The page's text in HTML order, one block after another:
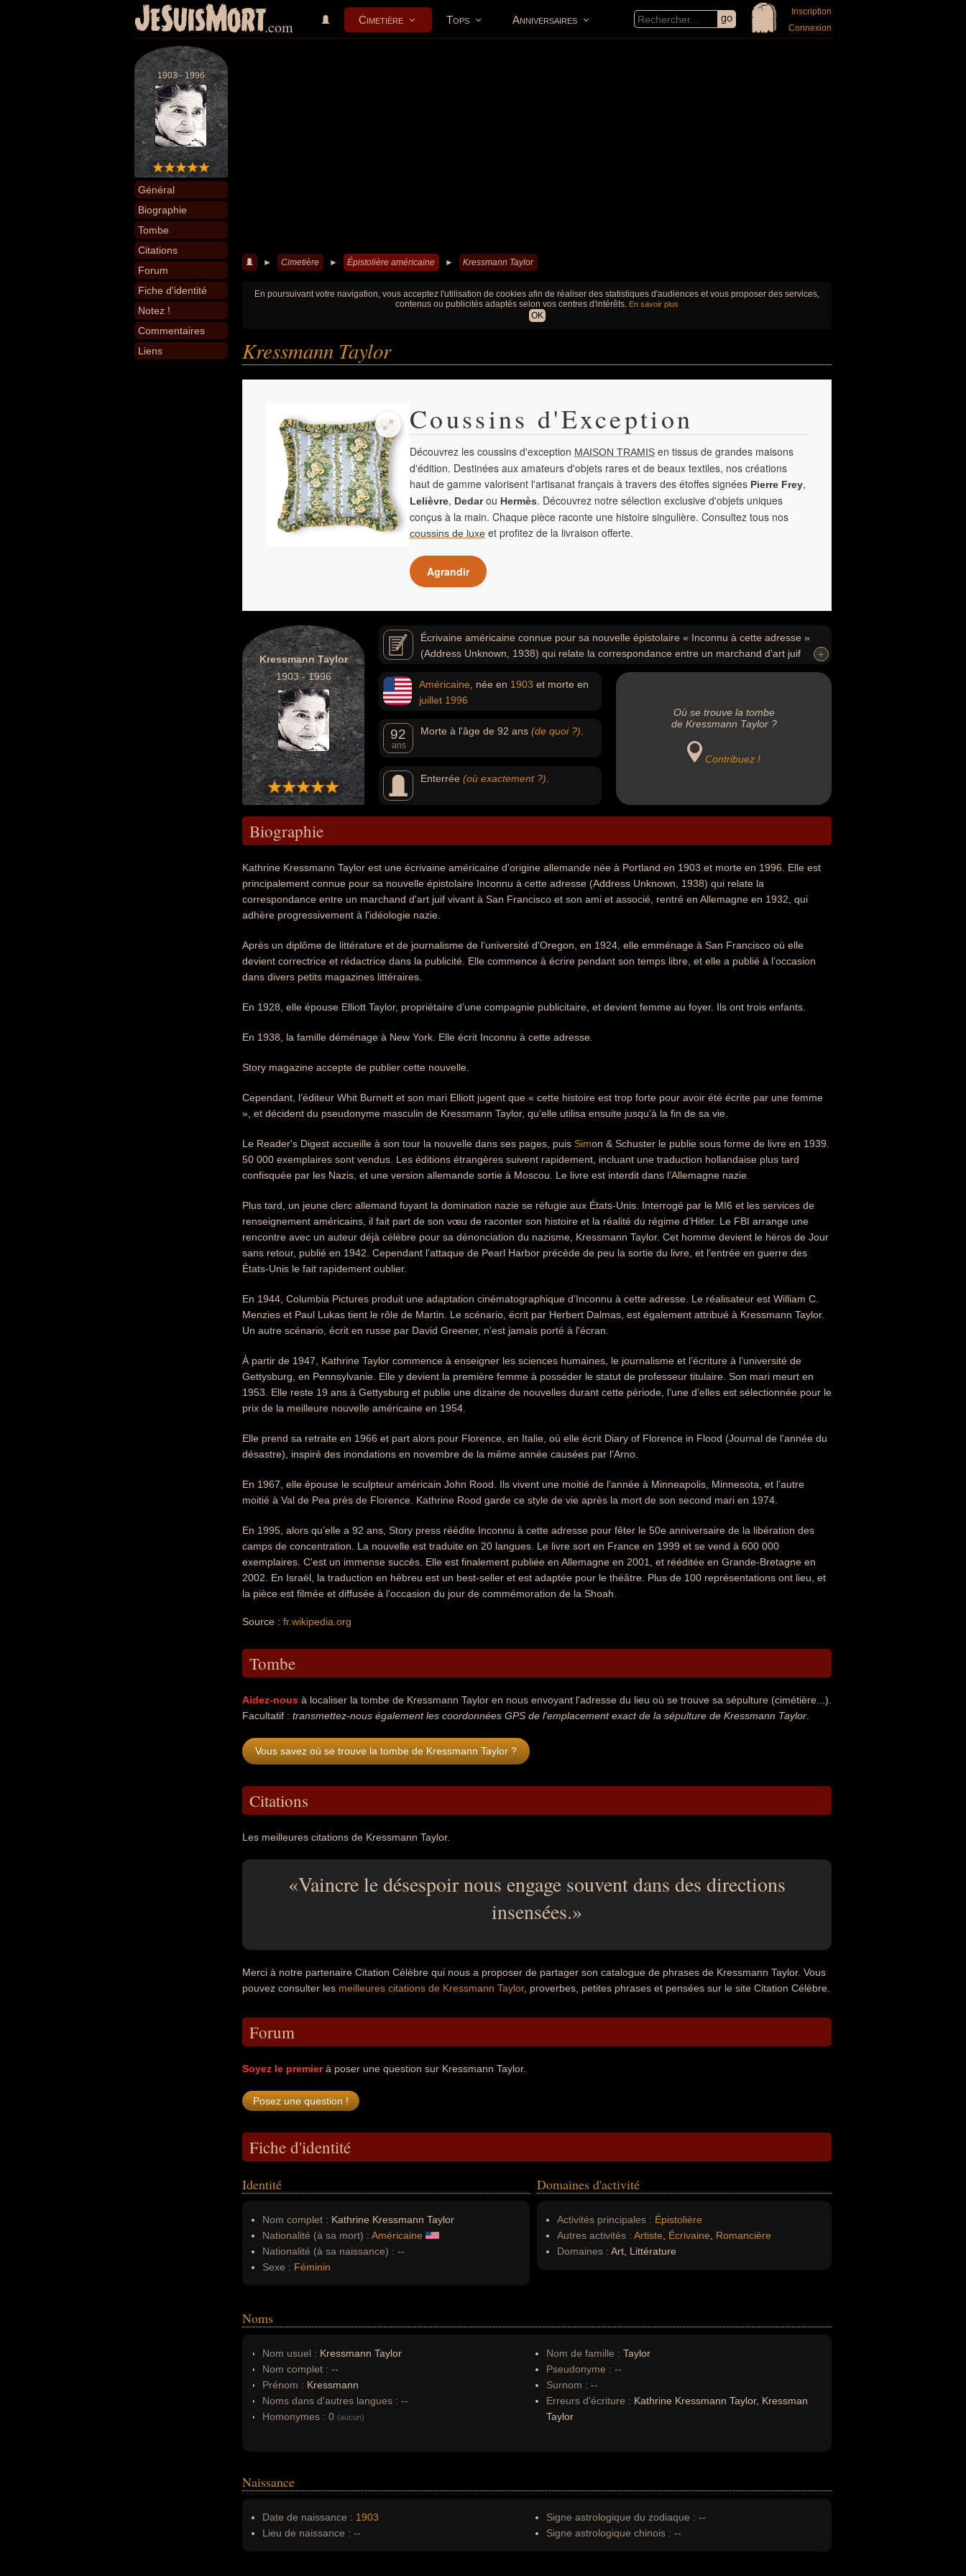
JeSuisMort.com Cimetière Tops Anniversaires
Inscription
Connexion
1903 - 1996
Général
Biographie
Tombe
Citations
Forum
Fiche d'identité
Notez !
Commentaires
Liens
► Cimetière ► Épistolière américaine ► Kressmann Taylor
En poursuivant votre navigation, vous acceptez l'utilisation de cookies afin de réaliser des statistiques d'audiences et vous proposer des services,
contenus ou publicités adaptés selon vos centres d'intérêts. En savoir plus
OK
Kressmann Taylor
Coussins d'Exception
Découvrez les coussins d'exception MAISON TRAMIS en tissus de grandes maisons
d'édition. Destinées aux amateurs d'objets rares et de beaux textiles, nos créations
haut de gamme valorisent l'artisanat français à travers des étoffes signées Pierre Frey,
Lelièvre, Dedarou Hermès. Découvrez notre sélection exclusive d'objets uniques
conçus à la main. Chaque pièce raconte une histoire singulière. Consultez tous nos
coussins de luxe et profitez de la livraison offerte.
Agrandir
Kressmann Taylor
1903 - 1996
Écrivaine américaine connue pour sa nouvelle épistolaire « Inconnu à cette adresse »
(Address Unknown, 1938) qui relate la correspondance entre un marchand d'art juif
progressivement à l'idéologie nazie.
+
+
Américaine , née en 1903 et morte en
juillet 1996
92
ans
Morte à l'âge de 92 ans (de quoi ?)
Enterrée (où exactement ?)
Où se trouve la tombe
de Kressmann Taylor ?
Contribuez !
Biographie
Kathrine Kressmann Taylor est une écrivaine américaine d'origine allemande née à Portland en 1903 et morte en 1996. Elle est
principalement connue pour sa nouvelle épistolaire Inconnu à cette adresse (Address Unknown, 1938) qui relate la
correspondance entre un marchand d'art juif vivant à San Francisco et son ami et associé, rentré en Allemagne en 1932, qui
adhère progressivement à l'idéologie nazie.
Après un diplôme de littérature et de journalisme de l’université d'Oregon, en 1924, elle emménage à San Francisco où elle
devient correctrice et rédactrice dans la publicité. Elle commence à écrire pendant son temps libre, et elle a publié à l’occasion
dans divers petits magazines littéraires.
En 1928, elle épouse Elliott Taylor, propriétaire d’une compagnie publicitaire, et devient femme au foyer. Ils ont trois enfants.
En 1938, la famille déménage à New York. Elle écrit Inconnu à cette adresse.
Story magazine accepte de publier cette nouvelle.
Cependant, l’éditeur Whit Burnett et son mari Elliott jugent que « cette histoire est trop forte pour avoir été écrite par une femme
», et décident du pseudonyme masculin de Kressmann Taylor, qu’elle utilisa ensuite jusqu’à la fin de sa vie.
Le Reader's Digest accueille à son tour la nouvelle dans ses pages, puis Simon & Schuster le publie sous forme de livre en 1939.
50 000 exemplaires sont vendus. Les éditions étrangères suivent rapidement, incluant une traduction hollandaise plus tard
confisquée par les Nazis, et une version allemande sortie à Moscou. Le livre est interdit dans l’Allemagne nazie.
Plus tard, un jeune clerc allemand fuyant la domination nazie se réfugie aux États-Unis. Interrogé par le MI6 et les services de
renseignement américains, il fait part de son vœu de raconter son histoire et la réalité du régime d’Hitler. Le FBI arrange une
rencontre avec un auteur déjà célèbre pour sa dénonciation du nazisme, Kressmann Taylor. Cet homme devient le héros de Jour
sans retour, publié en 1942. Cependant l'attaque de Pearl Harbor précède de peu la sortie du livre, et l’entrée en guerre des
États-Unis le fait rapidement oublier.
En 1944, Columbia Pictures produit une adaptation cinématographique d’Inconnu à cette adresse. Le réalisateur est William C.
Menzies et Paul Lukas tient le rôle de Martin. Le scénario, écrit par Herbert Dalmas, est également attribué à Kressmann Taylor.
Un autre scénario, écrit en russe par David Greener, n’est jamais porté à l'écran.
À partir de 1947, Kathrine Taylor commence à enseigner les sciences humaines, le journalisme et l’écriture à l’université de
Gettysburg, en Pennsylvanie. Elle y devient la première femme à posséder le statut de professeur titulaire. Son mari meurt en
1953. Elle reste 19 ans à Gettysburg et publie une dizaine de nouvelles durant cette période, l’une d’elles est sélectionnée pour le
prix de la meilleure nouvelle américaine en 1954.
Elle prend sa retraite en 1966 et part alors pour Florence, en Italie, où elle écrit Diary of Florence in Flood (Journal de l'année du
désastre), inspiré des inondations en novembre de la même année causées par l’Arno.
En 1967, elle épouse le sculpteur américain John Rood. Ils vivent une moitié de l’année à Minneapolis, Minnesota, et l’autre
moitié à Val de Pea près de Florence. Kathrine Rood garde ce style de vie après la mort de son second mari en 1974.
En 1995, alors qu’elle a 92 ans, Story press réédite Inconnu à cette adresse pour fêter le 50e anniversaire de la libération des
camps de concentration. La nouvelle est traduite en 20 langues. Le livre sort en France en 1999 et se vend à 600 000
exemplaires. C'est un immense succès. Elle est finalement publiée en Allemagne en 2001, et rééditée en Grande-Bretagne en
2002. En Israël, la traduction en hébreu est un best-seller et est adaptée pour le théâtre. Plus de 100 représentations ont lieu, et
la pièce est filmée et diffusée à l’occasion du jour de commémoration de la Shoah.
Source : fr.wikipedia.org
Tombe
Aidez-nous à localiser la tombe de Kressmann Taylor en nous envoyant l'adresse du lieu où se trouve sa sépulture (cimétière...).
Facultatif : transmettez-nous également les coordonnées GPS de l'emplacement exact de la sépulture de Kressmann Taylor
Vous savez où se trouve la tombe de Kressmann Taylor ?
Citations
Les meilleures citations de Kressmann Taylor.
Vaincre le désespoir nous engage souvent dans des directions
insensées.
Merci à notre partenaire Citation Célèbre qui nous a proposer de partager son catalogue de phrases de Kressmann Taylor. Vous
pouvez consulter les meilleures citations de Kressmann Taylor, proverbes, petites phrases et pensées sur le site Citation Célèbre.
Forum
Soyez le premierà poser une question sur Kressmann Taylor.
Fiche d'identité
Identité
Nom complet : Kathrine Kressmann Taylor
Nationalité (à sa mort) : Américaine
Nationalité (à sa naissance) : --
Sexe : Féminin
Domaines d'activité
Activités principales : Épistolière
Autres activités : Artiste Écrivaine
Romancière
Domaines : Art, Littérature
Noms
Nom usuel : Kressmann Taylor
Nom complet : --
Prénom : Kressmann
Noms dans d'autres langues : --
Homonymes : 0 (aucun)
Nom de famille : Taylor
Pseudonyme : --
Surnom : --
Erreurs d'écriture : Kathrine Kressmann Taylor, Kressman
Taylor
Naissance
Date de naissance : 1903
Lieu de naissance : --
Signe astrologique du zodiaque : --
Signe astrologique chinois : --